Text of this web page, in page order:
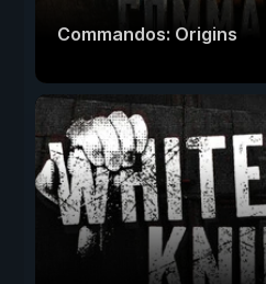
Commandos: Origins